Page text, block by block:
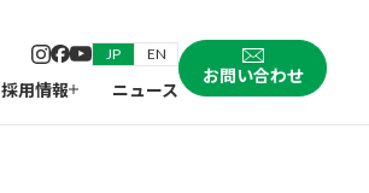
JP EN
採用情報 ニュース
お問い合わせ